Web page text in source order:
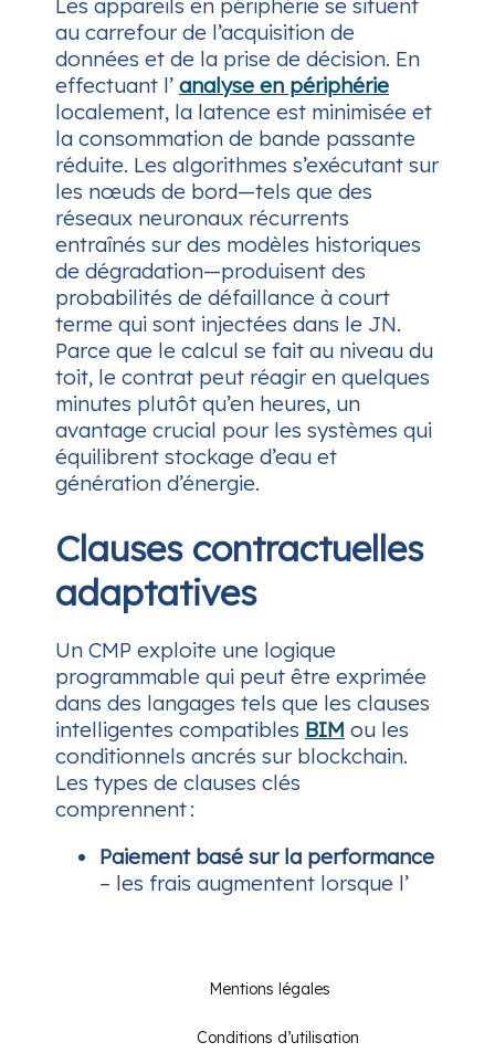
Les appareils en périphérie se situent
au carrefour de l’acquisition de
données et de la prise de décision. En
effectuant l’ analyse en périphérie
localement, la latence est minimisée et
la consommation de bande passante
réduite. Les algorithmes s’exécutant sur
les nœuds de bord—tels que des
réseaux neuronaux récurrents
entraînés sur des modèles historiques
de dégradation—produisent des
probabilités de défaillance à court
terme qui sont injectées dans le JN.
Parce que le calcul se fait au niveau du
toit, le contrat peut réagir en quelques
minutes plutôt qu’en heures, un
avantage crucial pour les systèmes qui
équilibrent stockage d’eau et
génération d’énergie.
Clauses contractuelles
adaptatives
Un CMP exploite une logique
programmable qui peut être exprimée
dans des langages tels que les clauses
intelligentes compatibles BIM ou les
conditionnels ancrés sur blockchain.
Les types de clauses clés
comprennent :
Paiement basé sur la performance
– les frais augmentent lorsque l’
Mentions légales
Conditions d’utilisation